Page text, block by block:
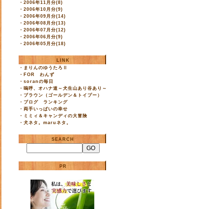
・ 2006年11月分(8)
・ 2006年10月分(9)
・ 2006年09月分(14)
・ 2006年08月分(13)
・ 2006年07月分(12)
・ 2006年06月分(9)
・ 2006年05月分(18)
LINK
・ まりんのゆうたろⅡ
・ FOR わんず
・ soranの毎日
・ 嗚呼、オハナ道～犬生山あり谷あり～
・ ブラウン（ゴールデン＆トイプー）
・ ブログ ランキング
・ 両手いっぱいの幸せ
・ ミミィ＆キャンディの大冒険
・ 犬ネタ。maruネタ。
SEARCH
PR